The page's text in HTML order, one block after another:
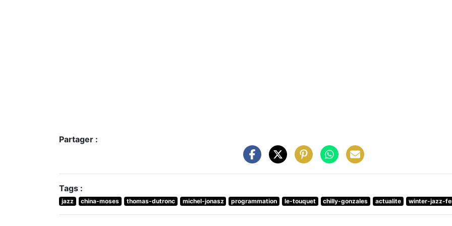
Partager :
Tags :
jazz china-moses thomas-dutronc michel-jonasz programmation le-touquet chilly-gonzales actualite winter-jazz-